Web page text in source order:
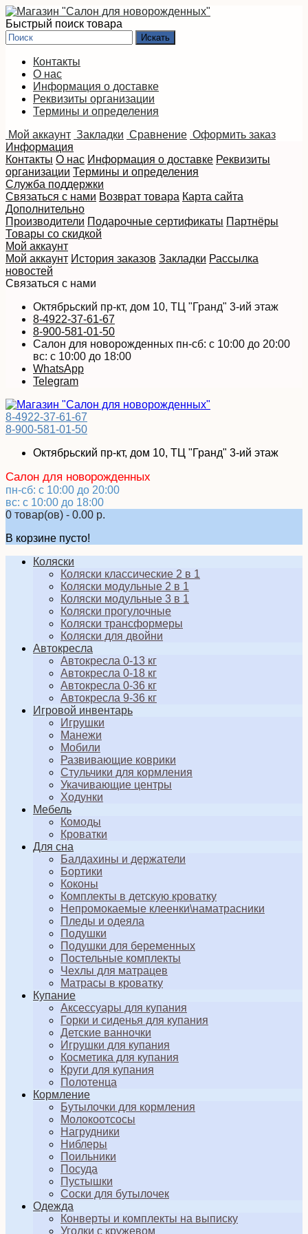
Быстрый поиск товара
Контакты
О нас
Информация о доставке
Реквизиты организации
Термины и определения
Мой аккаунт Закладки Сравнение Оформить заказ
Информация
Контакты О нас Информация о доставке Реквизиты
организации Термины и определения
Служба поддержки
Связаться с нами Возврат товара Карта сайта
Дополнительно
Производители Подарочные сертификаты Партнёры
Товары со скидкой
Мой аккаунт
Мой аккаунт История заказов Закладки Рассылка
новостей
Связаться с нами
Октябрьский пр-кт, дом 10, ТЦ "Гранд" 3-ий этаж
8-4922-37-61-67
8-900-581-01-50
Салон для новорожденных пн-сб: с 10:00 до 20:00
вс: с 10:00 до 18:00
WhatsApp
Telegram
8-4922-37-61-67
8-900-581-01-50
Октябрьский пр-кт, дом 10, ТЦ "Гранд" 3-ий этаж
Салон для новорожденных
пн-сб: с 10:00 до 20:00
вс: с 10:00 до 18:00
0 товар(ов) - 0.00 р.
В корзине пусто!
Коляски
Коляски классические 2 в 1
Коляски модульные 2 в 1
Коляски модульные 3 в 1
Коляски прогулочные
Коляски трансформеры
Коляски для двойни
Автокресла
Автокресла 0-13 кг
Автокресла 0-18 кг
Автокресла 0-36 кг
Автокресла 9-36 кг
Игровой инвентарь
Игрушки
Манежи
Мобили
Развивающие коврики
Стульчики для кормления
Укачивающие центры
Ходунки
Мебель
Комоды
Кроватки
Для сна
Балдахины и держатели
Бортики
Коконы
Комплекты в детскую кроватку
Непромокаемые клеенки\наматрасники
Пледы и одеяла
Подушки
Подушки для беременных
Постельные комплекты
Чехлы для матрацев
Матрасы в кроватку
Купание
Аксессуары для купания
Горки и сиденья для купания
Детские ванночки
Игрушки для купания
Косметика для купания
Круги для купания
Полотенца
Кормление
Бутылочки для кормления
Молокоотсосы
Нагрудники
Ниблеры
Поильники
Посуда
Пустышки
Соски для бутылочек
Одежда
Конверты и комплекты на выписку
Уголки с кружевом